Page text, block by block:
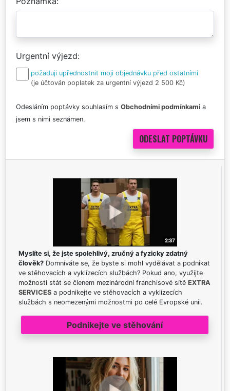
Urgentní výjezd
požaduji upřednostnit moji objednávku před ostatními
(je účtován poplatek za urgentní výjezd 2 500 Kč)
Odesláním poptávky souhlasím s Obchodními podmínkami a
jsem s nimi seznámen.
Myslíte si, že jste spolehlivý, zručný a fyzicky zdatný
člověk? Domníváte se, že byste si mohl vydělávat a podnikat
ve stěhovacích a vyklízecích službách? Pokud ano, využijte
možnosti stát se členem mezinárodní franchisové sítě EXTRA
SERVICES a podnikejte ve stěhovacích a vyklízecích
službách s neomezenými možnostmi po celé Evropské unii.
Podnikejte ve stěhování